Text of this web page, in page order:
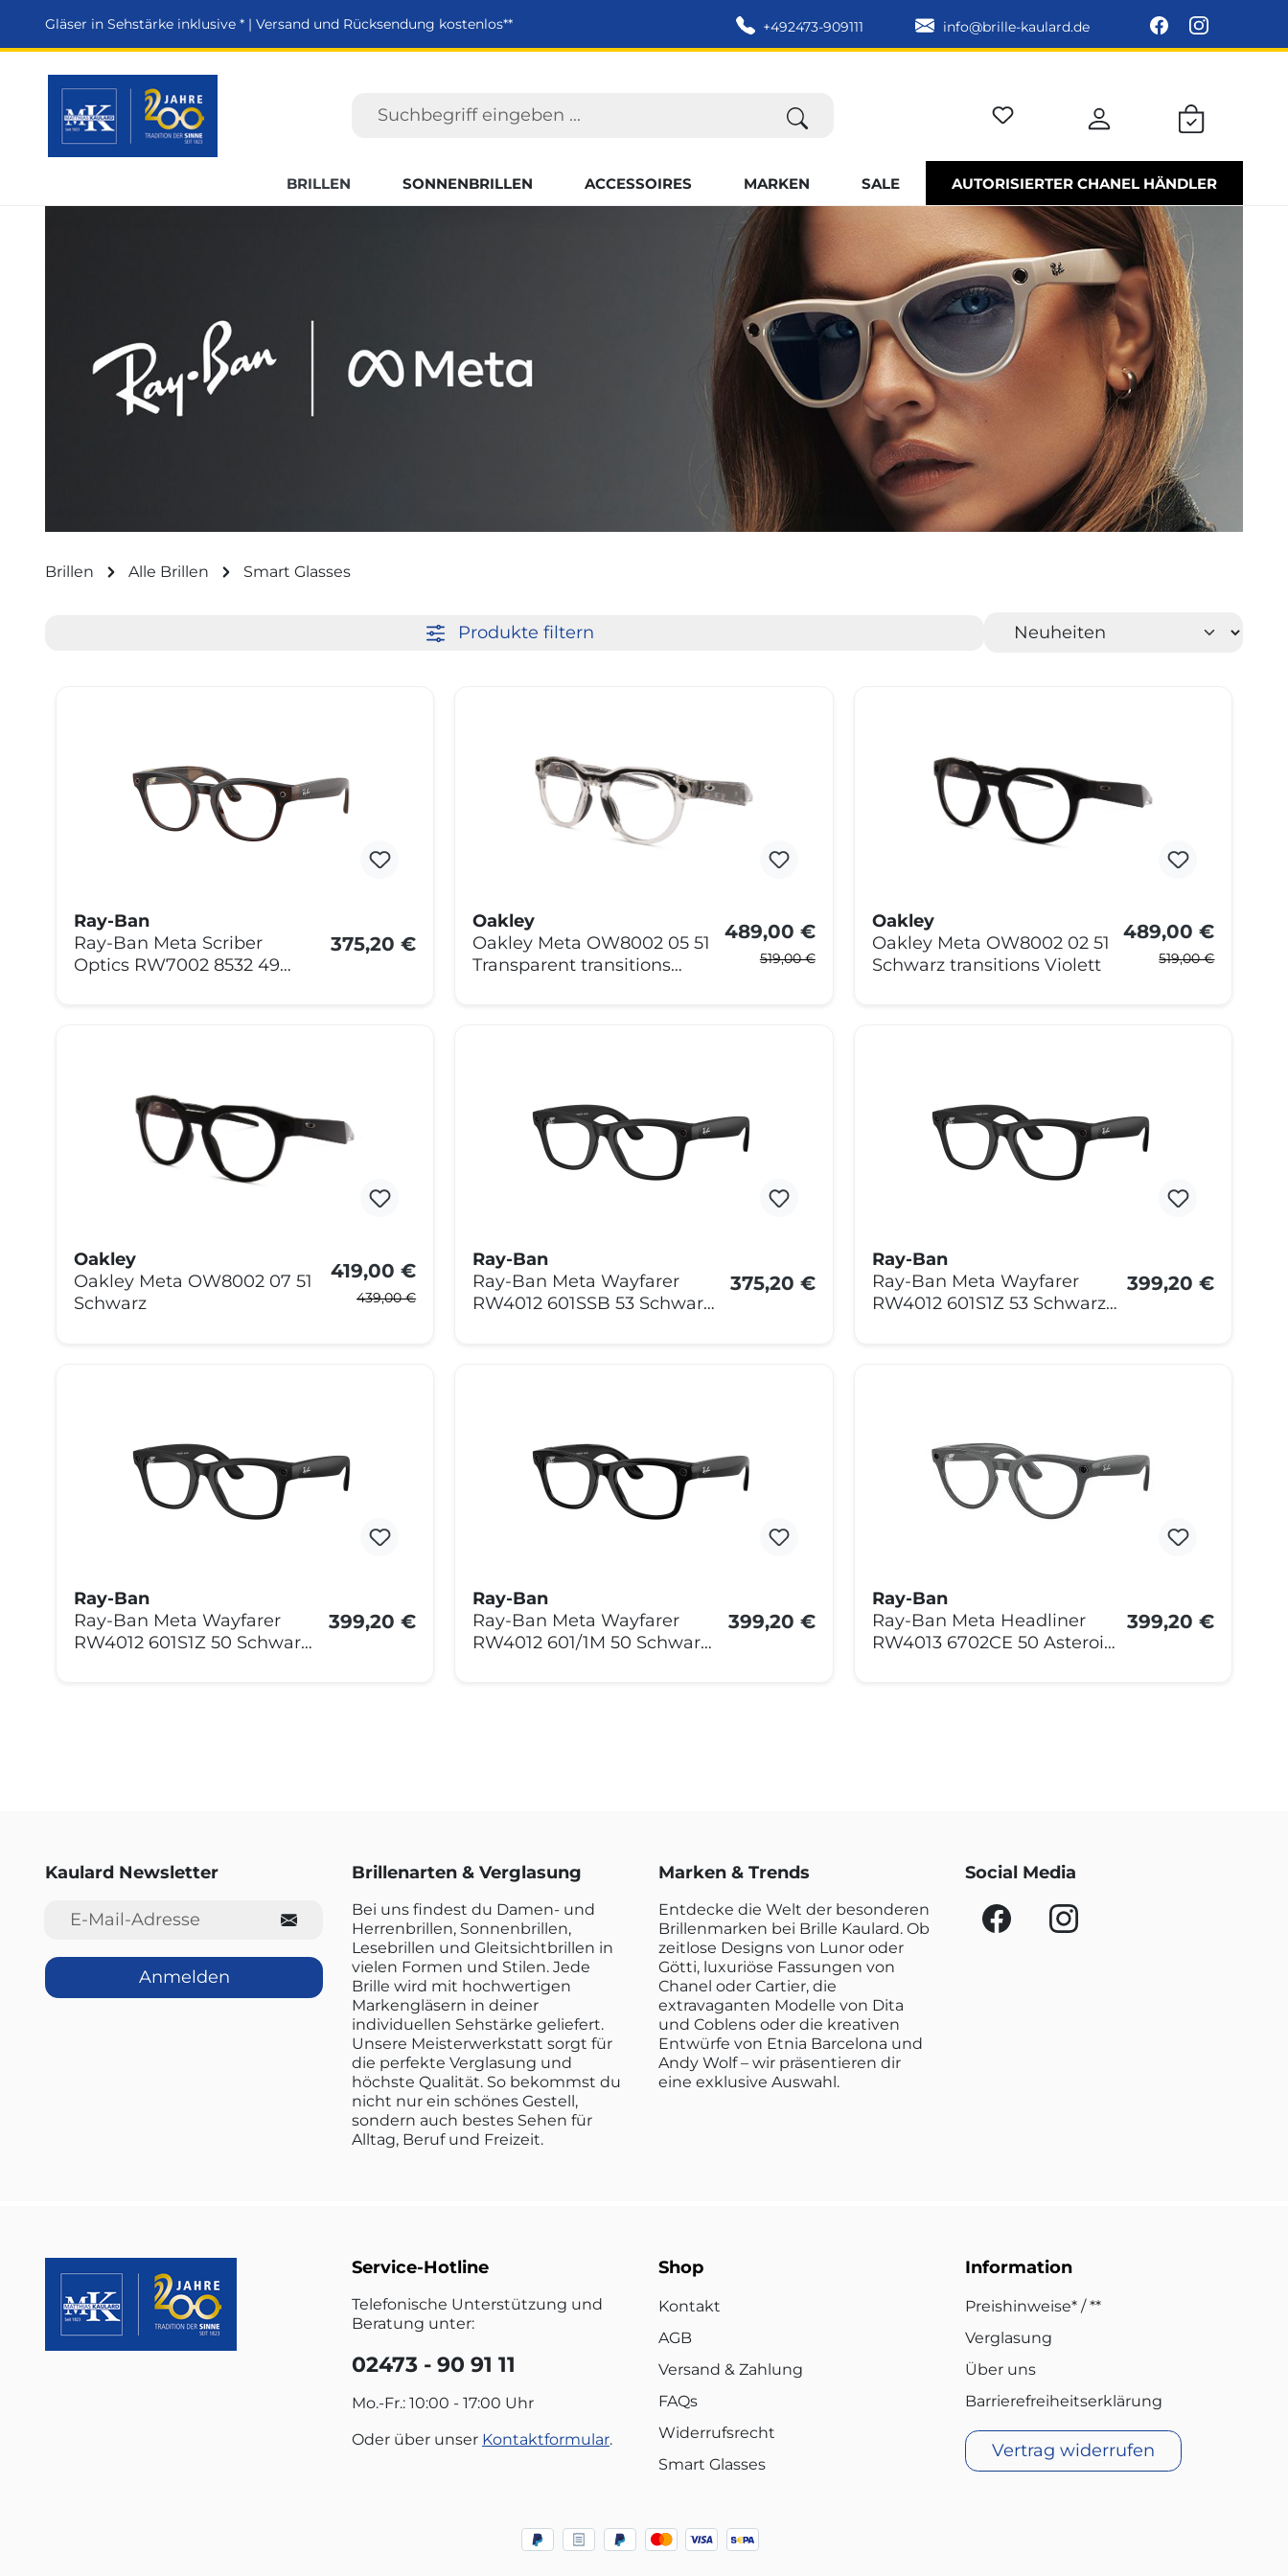
Zur Hauptnavigation springen
Gläser in Sehstärke inklusive * | Versand und Rücksendung kostenlos** +492473-909111 info@brille-kaulard.de
BRILLEN SONNENBRILLEN ACCESSOIRES MARKEN SALE AUTORISIERTER CHANEL HÄNDLER
Brillen Alle Brillen Smart Glasses
Produkte filtern
Ray-Ban
Ray-Ban Meta Scriber
Optics RW7002 8532 49
375,20 €
Oakley
Oakley Meta OW8002 05 51
Transparent transitions
489,00 €
519,00 €
Oakley
Oakley Meta OW8002 02 51
Schwarz transitions Violett
489,00 €
519,00 €
Oakley
Oakley Meta OW8002 07 51
Schwarz
419,00 €
439,00 €
Ray-Ban
Ray-Ban Meta Wayfarer
RW4012 601SSB 53 Schwarz
375,20 €
Ray-Ban
Ray-Ban Meta Wayfarer
RW4012 601S1Z 53 Schwarz
399,20 €
Ray-Ban
Ray-Ban Meta Wayfarer
RW4012 601S1Z 50 Schwarz
399,20 €
Ray-Ban
Ray-Ban Meta Wayfarer
RW4012 601/1M 50 Schwarz
399,20 €
Ray-Ban
Ray-Ban Meta Headliner
RW4013 6702CE 50 Asteroid
399,20 €
Kaulard Newsletter
E-Mail-Adresse
Anmelden
Brillenarten & Verglasung
Bei uns findest du Damen- und
Herrenbrillen, Sonnenbrillen,
Lesebrillen und Gleitsichtbrillen in
vielen Formen und Stilen. Jede
Brille wird mit hochwertigen
Markengläsern in deiner
individuellen Sehstärke geliefert.
Unsere Meisterwerkstatt sorgt für
die perfekte Verglasung und
höchste Qualität. So bekommst du
nicht nur ein schönes Gestell,
sondern auch bestes Sehen für
Alltag, Beruf und Freizeit.
Marken & Trends
Entdecke die Welt der besonderen
Brillenmarken bei Brille Kaulard. Ob
zeitlose Designs von Lunor oder
Götti, luxuriöse Fassungen von
Chanel oder Cartier, die
extravaganten Modelle von Dita
und Coblens oder die kreativen
Entwürfe von Etnia Barcelona und
Andy Wolf – wir präsentieren dir
eine exklusive Auswahl.
Social Media
Service-Hotline
Telefonische Unterstützung und
Beratung unter:
02473 - 90 91 11
Mo.-Fr.: 10:00 - 17:00 Uhr
Oder über unser Kontaktformular.
Shop
Kontakt
AGB
Versand & Zahlung
FAQs
Widerrufsrecht
Smart Glasses
Information
Preishinweise* / **
Verglasung
Über uns
Barrierefreiheitserklärung
Vertrag widerrufen